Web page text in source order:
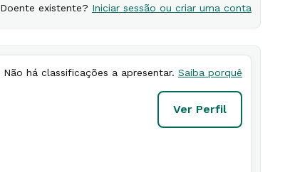
Doente existente? Iniciar sessão ou criar uma conta
Não há classificações a apresentar. Saiba porquê
Ver Perfil